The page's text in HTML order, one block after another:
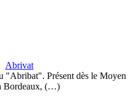
Abrivat
"Abribat". Présent dès le Moyen
Bordeaux, (…)